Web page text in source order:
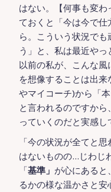
はない。【何事も変
ておくと「今は今で
ら。こういう状況で
う」と、私は最近やっ
以前の私が、こんな
を想像することは出
やマイコーチ)から「
と言われるのですか
っていくのだと実感し
「今の状況が全てと
はないものの…じわじ
「基準」 が心にあると
るかの様な温かさと